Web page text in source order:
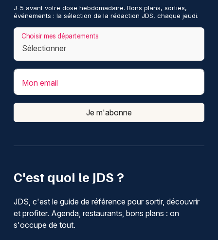
C'est quoi le JDS ?
JDS, c'est le guide de référence pour sortir, découvrir
et profiter. Agenda, restaurants, bons plans : on
s'occupe de tout.
J-5 avant votre dose hebdomadaire. Bons plans, sorties,
événements : la sélection de la rédaction JDS, chaque jeudi.
Choisir mes départements
Mon email
Je m'abonne